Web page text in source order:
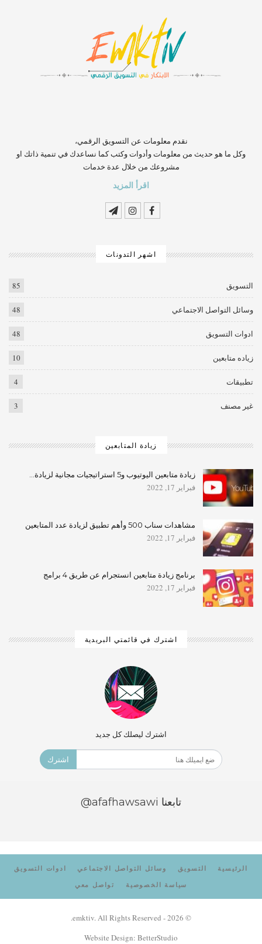
‏‏‏‏‏‏‏‏‏‏‏‏‏‏‏‏‏‏‏‏‏‏‏‏‏‏‏‏‏‏‏نقدم معلومات عن التسويق الرقمي،
وكل ما هو حديث من معلومات وأدوات وكتب كما نساعدك في تنمية ذاتك او
مشروعك من خلال عدة خدمات
اقرأ المزيد
اشهر التدونات
التسويق 85
وسائل التواصل الاجتماعي 48
ادوات التسويق 48
زياده متابعين 10
تطبيقات 4
غير مصنف 3
زيادة المتابعين
زيادة متابعين اليوتيوب و5 استراتيجيات مجانية لزيادة…
فبراير 17, 2022
مشاهدات سناب 500 وأهم تطبيق لزيادة عدد المتابعين
فبراير 17, 2022
برنامج زيادة متابعين انستجرام عن طريق 4 برامج
فبراير 17, 2022
اشترك في قائمتي البريدية
اشترك ليصلك كل جديد
اشترك
تابعنا @afafhawsawi
الرئيسية التسويق وسائل التواصل الاجتماعي
ادوات التسويق
سياسة الخصوصية
تواصل معي
© 2026 - emktiv. All Rights Reserved.
Website Design: BetterStudio